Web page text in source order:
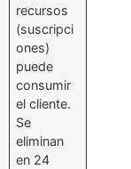
recursos
(suscripci
ones)
puede
consumir
el cliente.
Se
eliminan
en 24